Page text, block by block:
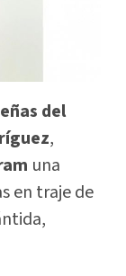
del
,
una
en traje de